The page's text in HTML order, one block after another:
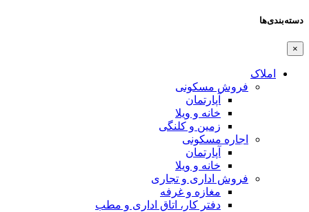
دسته‌بندی‌ها
×
املاک
فروش مسکونی
آپارتمان
خانه و ویلا
زمین و کلنگی
اجاره مسکونی
آپارتمان
خانه و ویلا
فروش اداری و تجاری
مغازه و غرفه
دفتر کار، اتاق اداری و مطب